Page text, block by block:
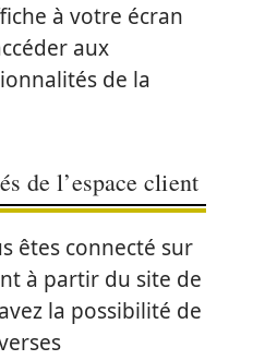
à votre écran
aux
de la
de l’espace client
êtes connecté sur
à partir du site de
la possibilité de